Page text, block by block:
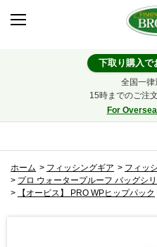
下取り購入で
全国一律
15時までのご注
For
ホーム > フィッシングギア > フィッ
> プロ ウォータープルーフ バッグシ
>
【オービス】 PRO WPヒップパック